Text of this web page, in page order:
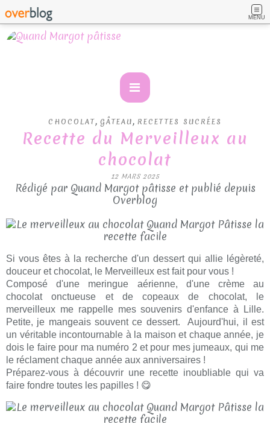
MENU
CHOCOLAT, GÂTEAU, RECETTES SUCRÉES
Recette du Merveilleux au
chocolat
12 MARS 2025
Rédigé par Quand Margot pâtisse et publié depuis
Overblog
Si vous êtes à la recherche d'un dessert qui allie légèreté,
douceur et chocolat, le Merveilleux est fait pour vous !
Composé d'une meringue aérienne, d'une crème au
chocolat onctueuse et de copeaux de chocolat, le
merveilleux me rappelle mes souvenirs d'enfance à Lille.
Petite, je mangeais souvent ce dessert. Aujourd'hui, il est
un véritable incontournable à la maison et chaque année, je
dois le faire pour ma numéro 2 et pour mes jumeaux, qui me
le réclament chaque année aux anniversaires !
Préparez-vous à découvrir une recette inoubliable qui va
faire fondre toutes les papilles ! 😋